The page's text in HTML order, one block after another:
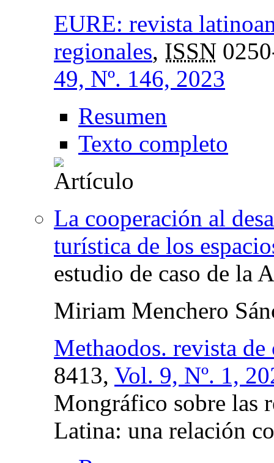
EURE: revista
regionales, ISSN
49, Nº. 146, 2023
Resumen
Texto completo
La cooperación al
turística de los
estudio de caso de la
Miriam Menchero
Methaodos. revista de
8413, Vol. 9, Nº. 1,
Mongráfico sobre las
Latina: una relación